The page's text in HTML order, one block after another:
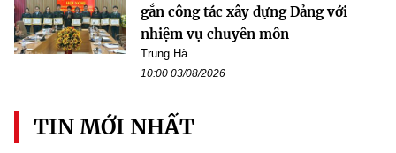
gắn công tác xây dựng Đảng với
nhiệm vụ chuyên môn
Trung Hà
10:00 03/08/2026
TIN MỚI NHẤT